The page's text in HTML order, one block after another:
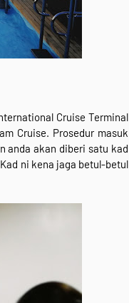
Cruise Terminal
Cruise. Prosedur masuk
anda akan diberi satu kad
ni kena jaga betul-betul